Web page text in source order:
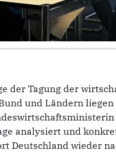
der Tagung der
und Ländern
analysiert und
Deutschland wieder